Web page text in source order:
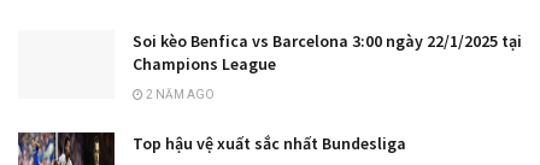
Soi kèo Benfica vs Barcelona 3:00 ngày 22/1/2025 tại
Champions League
2 NĂM AGO
Top hậu vệ xuất sắc nhất Bundesliga